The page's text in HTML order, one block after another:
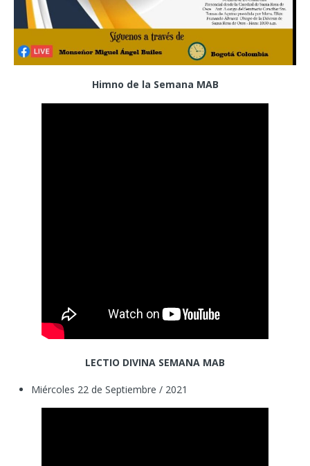
Himno de la Semana MAB
LECTIO DIVINA SEMANA MAB
Miércoles 22 de Septiembre / 2021